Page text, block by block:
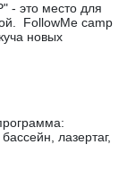
- это место для
FollowMe camp
новых
лазертаг,